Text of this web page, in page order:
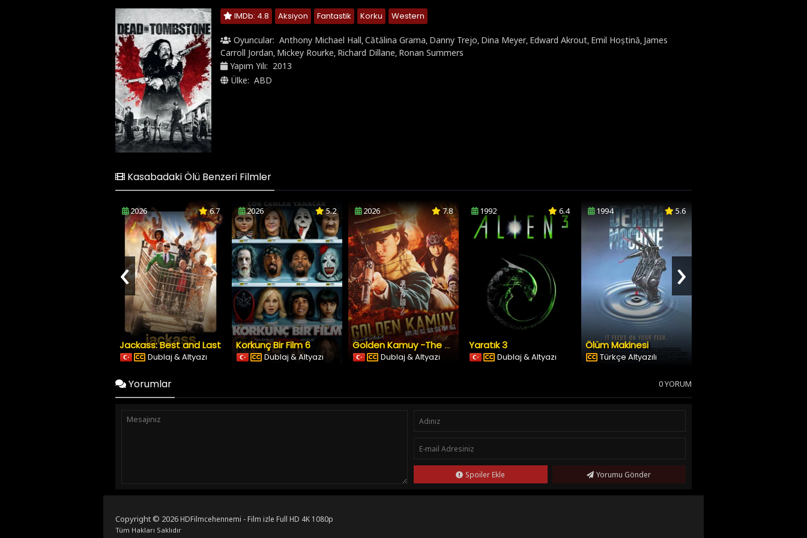
IMDb: 4.8 Aksiyon Fantastik Korku Western
Oyuncular: Anthony Michael Hall,Cătălina Grama, Danny Trejo, Dina Meyer, Edward Akrout, Emil Hoștină, James
Carroll Jordan, Mickey Rourke, Richard Dillane, Ronan Summers
Yapım Yılı: 2013
Ülke: ABD
Kasabadaki Ölü Benzeri Filmler
2026 6.7
Jackass: Best and Last
Dublaj & Altyazı
2026 5.2
Korkunç Bir Film 6
Dublaj & Altyazı
2026 7.8
Golden Kamuy -The Abashiri Prison Raid
Dublaj & Altyazı
1992 6.4
Yaratık 3
Dublaj & Altyazı
1994 5.6
Ölüm Makinesi
Türkçe Altyazılı
‹ ›
Yorumlar 0 YORUM
Spoiler Ekle Yorumu Gönder
Copyright © 2026HDFilmcehennemi - Film izle Full HD 4K 1080p
Tüm Hakları Saklıdır